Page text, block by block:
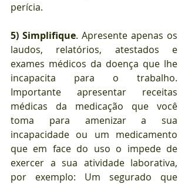
perícia.
5) Simplifique. Apresente apenas os
laudos, relatórios, atestados e
exames médicos da doença que lhe
incapacita para o trabalho.
Importante apresentar receitas
médicas da medicação que você
toma para amenizar a sua
incapacidade ou um medicamento
que em face do uso o impede de
exercer a sua atividade laborativa,
por exemplo: Um segurado que